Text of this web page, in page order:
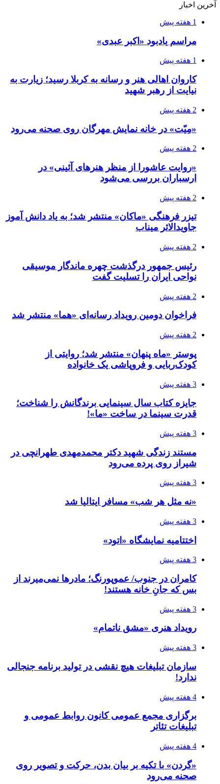
آخرین اخبار
1 هفته پیش
مراسم یادبود «اکبر عبدی»
1 هفته پیش
کاروان اهالی هنر و رسانه به کربلا رسید؛ زیارت به
نیایت از رهبر شهید
2 هفته پیش
«مِیّت» در خانه نمایش مهرگان روی صحنه می‌رود
2 هفته پیش
«روایت عاشورا از منظر هنرهای آئینی» در
ارسباران بررسی می‌شود
2 هفته پیش
تیزر فرهنگی «ماکان» منتشر شد؛ به یاد دانش آموز
جاویدالاثر میناب
2 هفته پیش
رئیس جمهور درگذشت چهره ماندگار موسیقی
نواحی ایران را تسلیت گفت
2 هفته پیش
فراخوان دومین رویداد رسانه‌ای «هما» منتشر شد
2 هفته پیش
پوستر «ماه پنهان» منتشر شد؛ روایتی از
کودک‌ربایی و فروپاشی یک خانواده
3 هفته پیش
جایزه کتاب سال سینمایی برندگانش را شناخت؛
قدرت سینما در ساخت «ما»!
3 هفته پیش
مستند زندگی شهید دکتر محمدمهدی طهرانچی در
شیراز روی پرده می‌رود
3 هفته پیش
«نه مثل هر شب» مسافر ایتالیا شد
3 هفته پیش
اختتامیه نمایشگاه «اتود»
3 هفته پیش
کامران در جنوب/ عموپورنگ؛ مادرها نمی‌میرند از
بس که جانِ خانه هستند!
3 هفته پیش
رویداد هنری «مشق ناتمام»
3 هفته پیش
سازمان تبلیغات هیچ نقشی در تولید برنامه جنجالی
ندارد!
4 هفته پیش
برگزاری مجمع عمومی کانون روابط عمومی و
تبلیغات تئاتر
4 هفته پیش
«گردن» با تکیه بر بیان بدن، حرکت و تصویر روی
صحنه می‌رود